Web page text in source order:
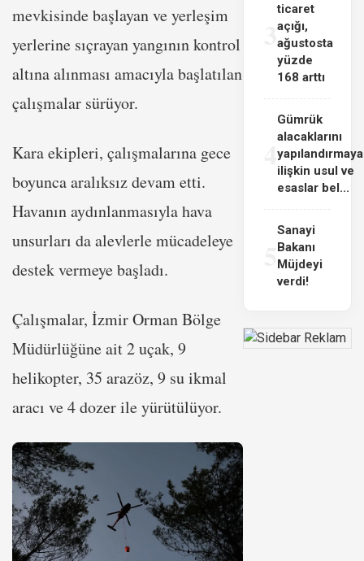
mevkisinde başlayan ve yerleşim
yerlerine sıçrayan yangının kontrol
altına alınması amacıyla başlatılan
çalışmalar sürüyor.
Kara ekipleri, çalışmalarına gece
boyunca aralıksız devam etti.
Havanın aydınlanmasıyla hava
unsurları da alevlerle mücadeleye
destek vermeye başladı.
Çalışmalar, İzmir Orman Bölge
Müdürlüğüne ait 2 uçak, 9
helikopter, 35 arazöz, 9 su ikmal
aracı ve 4 dozer ile yürütülüyor.
3
ticaret
açığı,
ağustosta
yüzde
168 arttı
4
Gümrük
alacaklarını
yapılandırmaya
ilişkin usul ve
esaslar bel...
Sanayi
Bakanı
Müjdeyi
verdi!